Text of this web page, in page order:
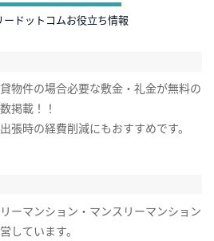
ドットコムお役立ち情報
物件の場合必要な敷金・礼金が無料の
掲載！！
張時の経費削減にもおすすめです。
ーマンション・マンスリーマンション
しています。